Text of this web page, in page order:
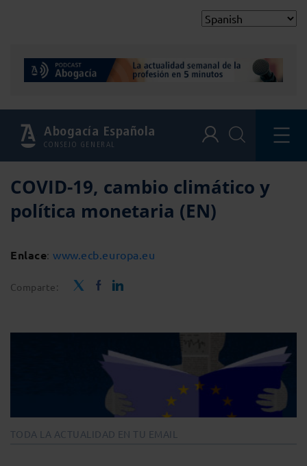
Abogacía Española
CONSEJO GENERAL
COVID-19, cambio climático y
política monetaria (EN)
Enlace:www.ecb.europa.eu
Comparte:
TODA LA ACTUALIDAD EN TU EMAIL